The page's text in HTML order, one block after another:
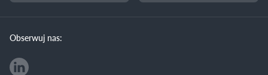
Obserwuj nas: